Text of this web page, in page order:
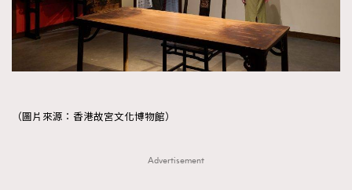
（圖片來源：香港故宮文化博物館）
Advertisement